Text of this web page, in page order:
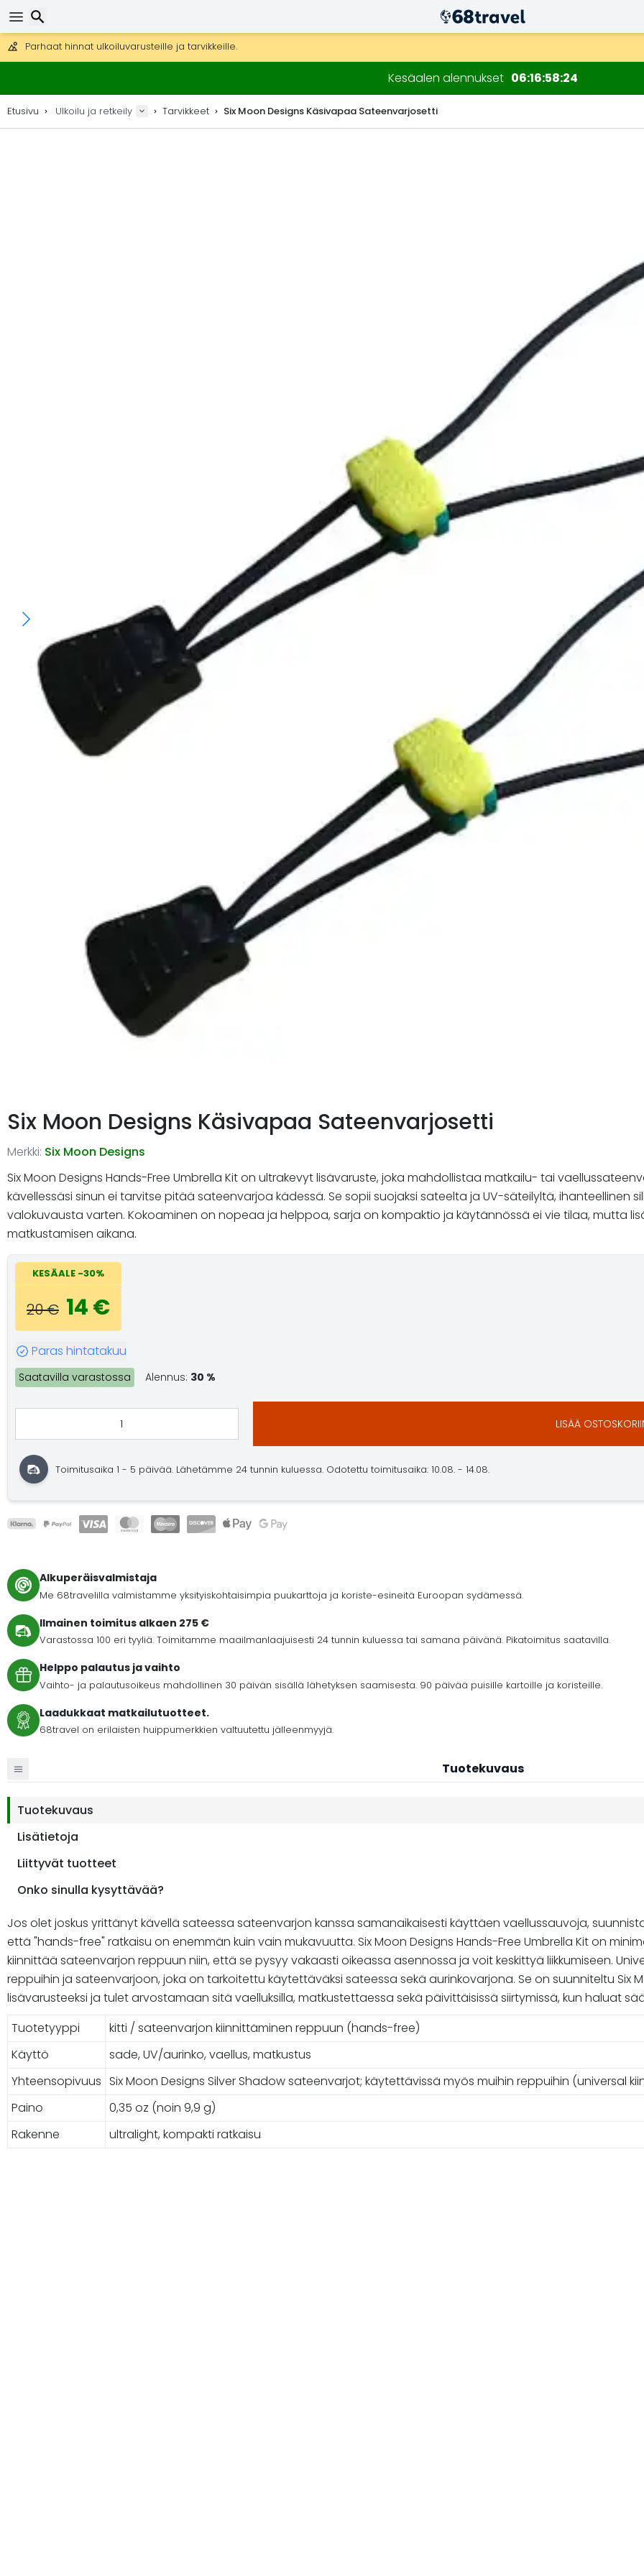
Mahdollisuus lähettää DHL Express -lähetyksenä (toimitus 24 tunnin kuluessa)
30 päivää palautukseen, 90 päivää puukarttoihin ja koristeisiin.
Parhaat hinnat ulkoiluvarusteille ja tarvikkeille.
Kesäalen alennukset 06 16 58 23
Etusivu Ulkoilu ja retkeily Tarvikkeet Six Moon Designs Käsivapaa Sateenvarjosetti
Six Moon Designs Käsivapaa Sateenvarjosetti
Merkki: Six Moon Designs
Six Moon Designs Hands-Free Umbrella Kit on ultrakevyt lisävaruste, joka mahdollistaa matkailu- tai
kävellessäsi sinun ei tarvitse pitää sateenvarjoa kädessä. Se sopii suojaksi sateelta ja UV-säteilyltä, ihanteellinen
valokuvausta varten. Kokoaminen on nopeaa ja helppoa, sarja on kompaktio ja käytännössä ei vie tilaa, mutta
matkustamisen aikana.
KESÄALE -30%
20 € 14 €
Paras hintatakuu
Saatavilla varastossa Alennus: 30 %
LISÄÄ
Toimitusaika 1 - 5 päivää. Lähetämme 24 tunnin kuluessa. Odotettu toimitusaika: 10.08. - 14.08.
Alkuperäisvalmistaja
Me 68travelilla valmistamme yksityiskohtaisimpia puukarttoja ja koriste-esineitä Euroopan sydämessä.
Ilmainen toimitus alkaen 275 €
Varastossa 100 eri tyyliä. Toimitamme maailmanlaajuisesti 24 tunnin kuluessa tai samana päivänä. Pikatoimitus saatavilla.
Helppo palautus ja vaihto
Vaihto- ja palautusoikeus mahdollinen 30 päivän sisällä lähetyksen saamisesta. 90 päivää puisille kartoille ja koristeille.
Laadukkaat matkailutuotteet.
68travel on erilaisten huippumerkkien valtuutettu jälleenmyyjä.
Tuotekuvaus
Tuotekuvaus
Lisätietoja
Liittyvät tuotteet
Onko sinulla kysyttävää?
Jos olet joskus yrittänyt kävellä sateessa sateenvarjon kanssa samanaikaisesti käyttäen vaellussauvoja,
että "hands-free" ratkaisu on enemmän kuin vain mukavuutta. Six Moon Designs Hands-Free Umbrella Kit on
kiinnittää sateenvarjon reppuun niin, että se pysyy vakaasti oikeassa asennossa ja voit keskittyä liikkumiseen.
reppuihin ja sateenvarjoon, joka on tarkoitettu käytettäväksi sateessa sekä aurinkovarjona. Se on suunniteltu Six
lisävarusteeksi ja tulet arvostamaan sitä vaelluksilla, matkustettaessa sekä päivittäisissä siirtymissä, kun haluat
Tuotetyyppi
kitti / sateenvarjon kiinnittäminen reppuun (hands-free)
Käyttö
sade, UV/aurinko, vaellus, matkustus
Yhteensopivuus Six Moon Designs Silver Shadow sateenvarjot; käytettävissä myös muihin reppuihin (universal
Paino
0,35 oz (noin 9,9 g)
Rakenne
ultralight, kompakti ratkaisu